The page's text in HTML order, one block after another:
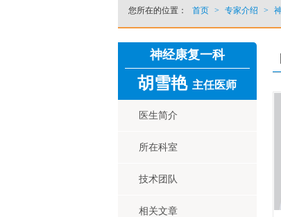
您所在的位置： 首页 > 专家介绍 >
神经康复一科
胡雪艳 主任医师
医生简介
所在科室
技术团队
相关文章